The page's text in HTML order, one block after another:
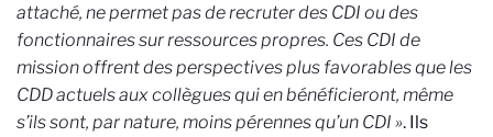
attaché, ne permet pas de recruter des CDI ou des
fonctionnaires sur ressources propres. Ces CDI de
mission offrent des perspectives plus favorables que les
CDD actuels aux collègues qui en bénéficieront, même
s’ils sont, par nature, moins pérennes qu’un CDI ». Ils